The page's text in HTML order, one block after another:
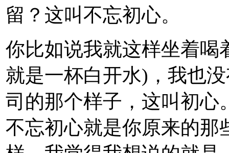
留？这叫不忘初心。
你比如说我就这样坐着喝
就是一杯白开水)，我也
司的那个样子，这叫初心
不忘初心就是你原来的那